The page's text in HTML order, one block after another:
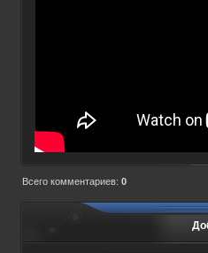
Всего комментариев: 0